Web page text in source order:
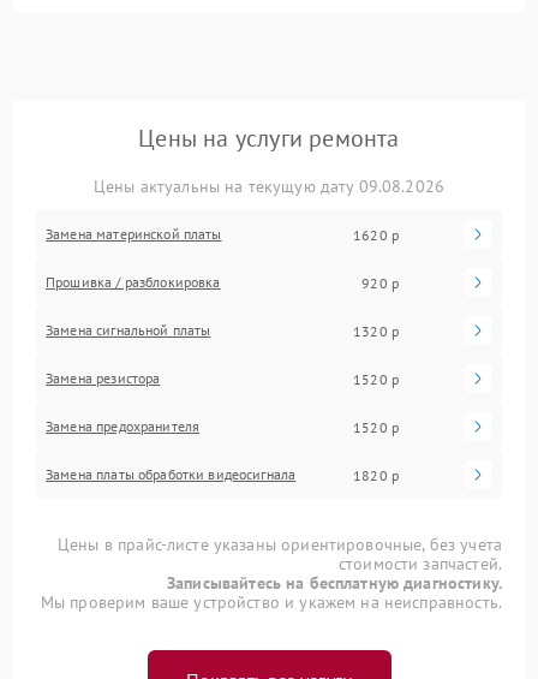
Цены на услуги ремонта
Цены актуальны на текущую дату 09.08.2026
Замена материнской платы 1620 р
Прошивка / разблокировка 920 р
Замена сигнальной платы 1320 р
Замена резистора 1520 р
Замена предохранителя 1520 р
Замена платы обработки видеосигнала 1820 р
Цены в прайс-листе указаны ориентировочные, без учета
стоимости запчастей.
Записывайтесь на бесплатную диагностику.
Мы проверим ваше устройство и укажем на неисправность.